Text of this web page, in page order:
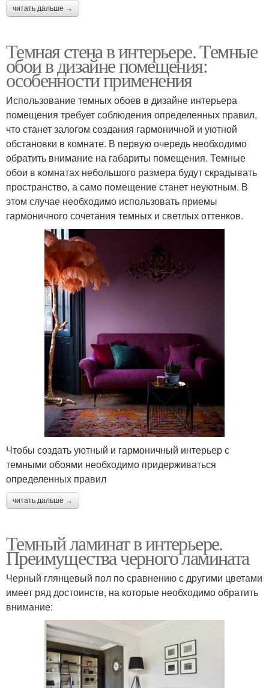
читать дальше →
Темная стена в интерьере. Темные
обои в дизайне помещения:
особенности применения
Использование темных обоев в дизайне интерьера
помещения требует соблюдения определенных правил,
что станет залогом создания гармоничной и уютной
обстановки в комнате. В первую очередь необходимо
обратить внимание на габариты помещения. Темные
обои в комнатах небольшого размера будут скрадывать
пространство, а само помещение станет неуютным. В
этом случае необходимо использовать приемы
гармоничного сочетания темных и светлых оттенков.
Чтобы создать уютный и гармоничный интерьер с
темными обоями необходимо придерживаться
определенных правил
читать дальше →
Темный ламинат в интерьере.
Преимущества черного ламината
Черный глянцевый пол по сравнению с другими цветами
имеет ряд достоинств, на которые необходимо обратить
внимание: